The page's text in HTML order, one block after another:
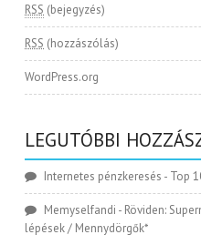
RSS (bejegyzés)
RSS (hozzászólás)
WordPress.org
LEGUTÓBBI
Internetes pénzkeresés - Top
Memyselfandi - Röviden:
lépések / Mennydörgők*